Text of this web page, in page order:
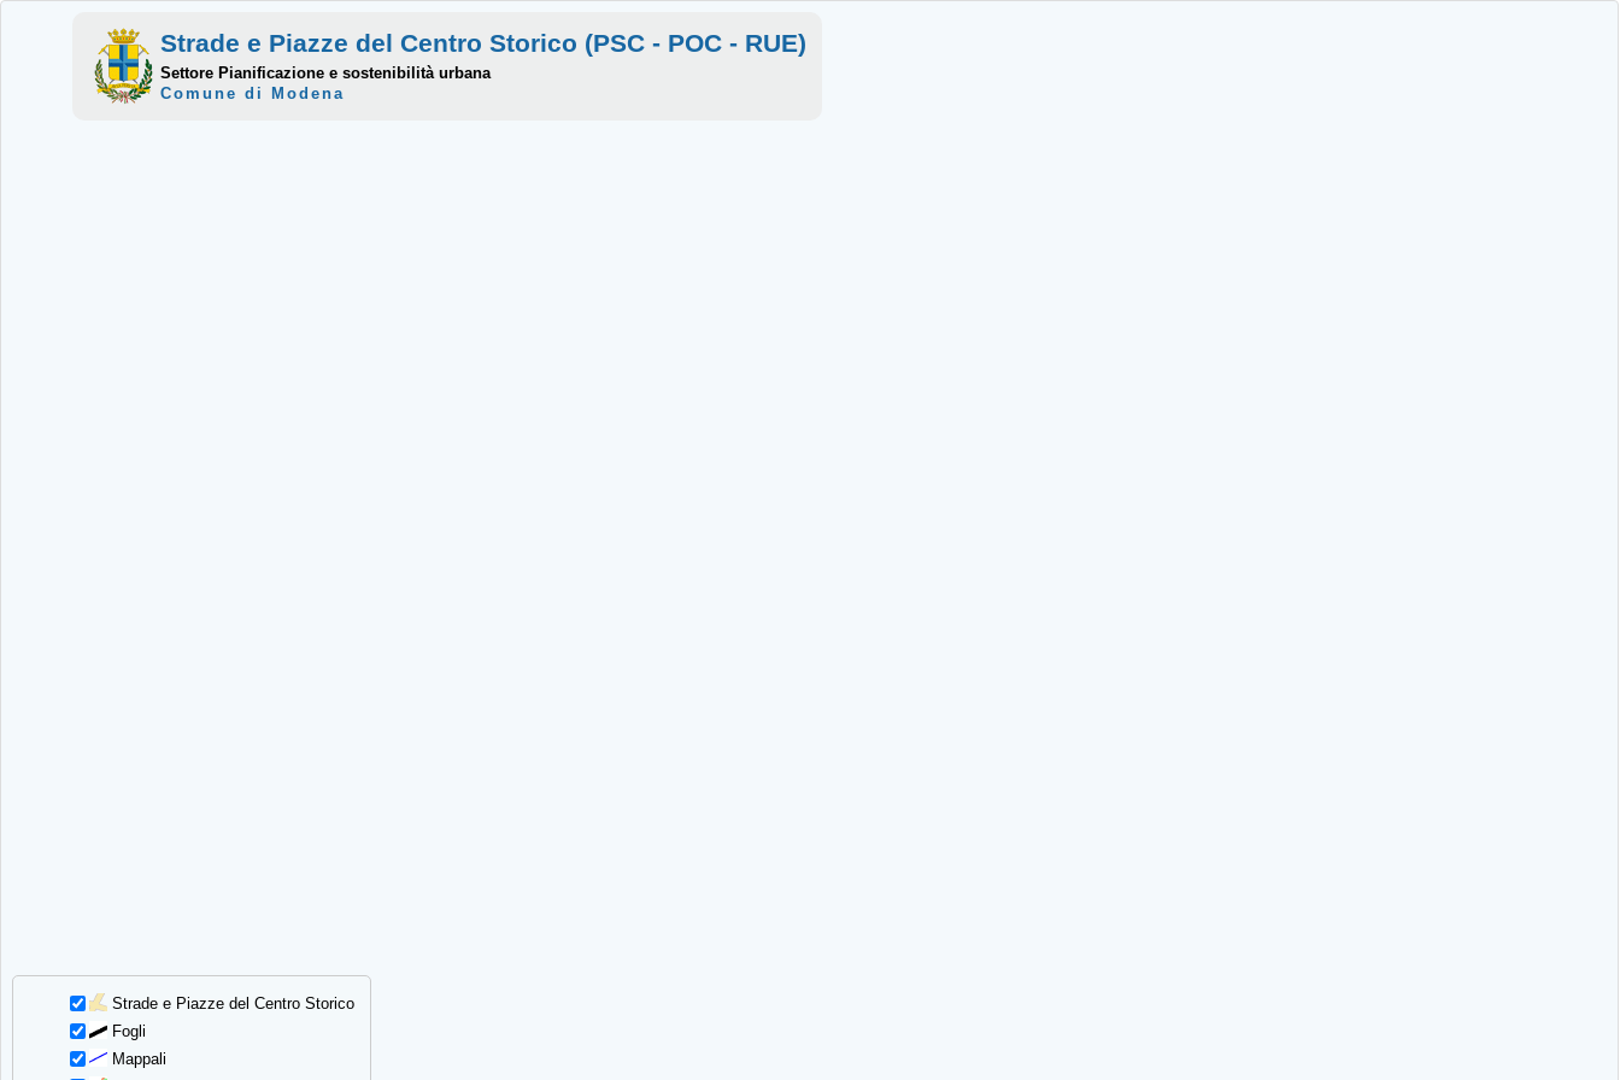
Strade e Piazze del Centro Storico
Fogli
Mappali
Strade e Piazze del Centro Storico (PSC - POC - RUE)
Settore Pianificazione e sostenibilità urbana
Comune di Modena